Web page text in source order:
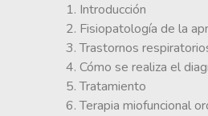
1. Introducción
2. Fisiopatología de la
3. Trastornos
4. Cómo se realiza el
5. Tratamiento
6. Terapia miofuncional